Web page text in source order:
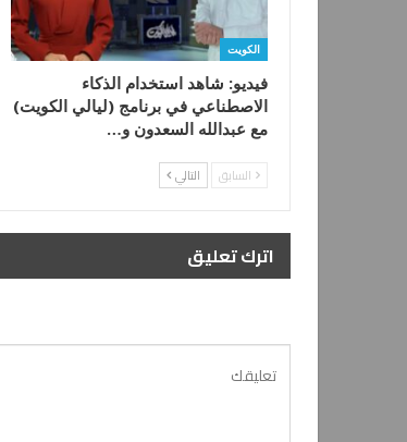
الكويت
فيديو: شاهد استخدام الذكاء
الاصطناعي في برنامج (ليالي الكويت)
مع عبدالله السعدون و…
السابق التالي
اترك تعليق